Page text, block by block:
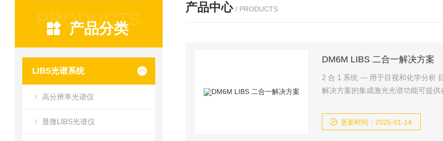
PRODUCTS
产品分类
LIBS光谱系统
高分辨率光谱仪
显微LIBS光谱仪
产品中心 / PRODUCTS
DM6M LIBS 二合一解决方案
2 合 1 系统 — 用于目视和化学分析 目视
解决方案的集成激光光谱功能可提
更新时间：2025-01-14